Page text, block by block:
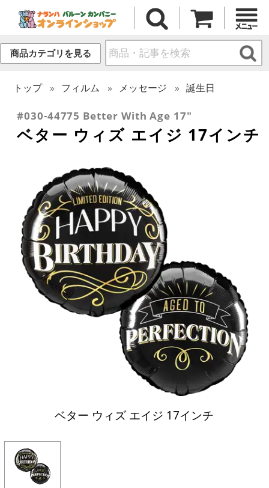
商品カテゴリを見る
トップ フィルム メッセージ 誕生日
#030-44775 Better With Age 17"
ベター ウィズ エイジ 17インチ
ベター ウィズ エイジ 17インチ